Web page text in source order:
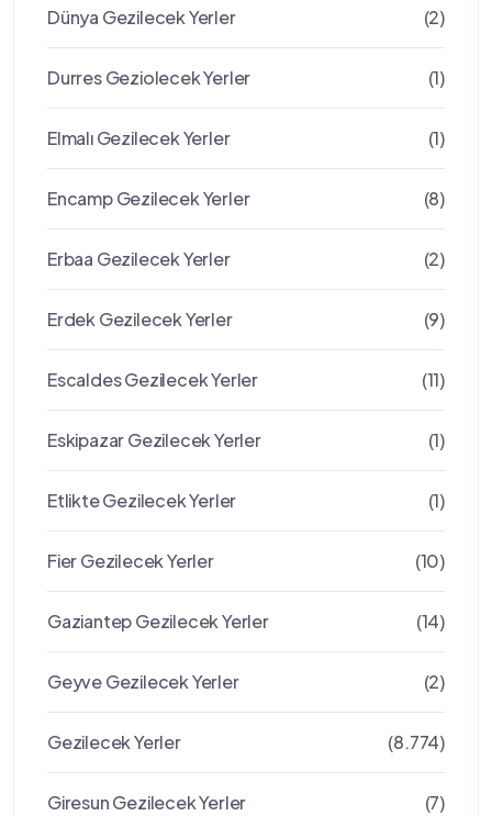
Dünya Gezilecek Yerler (2)
Durres Geziolecek Yerler (1)
Elmalı Gezilecek Yerler (1)
Encamp Gezilecek Yerler (8)
Erbaa Gezilecek Yerler (2)
Erdek Gezilecek Yerler (9)
Escaldes Gezilecek Yerler (11)
Eskipazar Gezilecek Yerler (1)
Etlikte Gezilecek Yerler (1)
Fier Gezilecek Yerler (10)
Gaziantep Gezilecek Yerler (14)
Geyve Gezilecek Yerler (2)
Gezilecek Yerler (8.774)
Giresun Gezilecek Yerler (7)